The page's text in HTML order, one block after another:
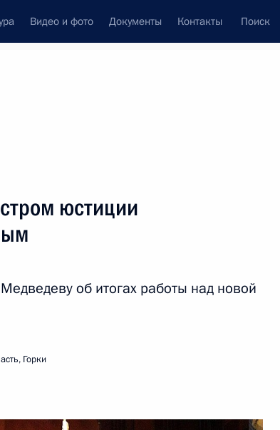
Видео и фото Документы Контакты Поиск
юстиции
об итогах работы над новой
Горки